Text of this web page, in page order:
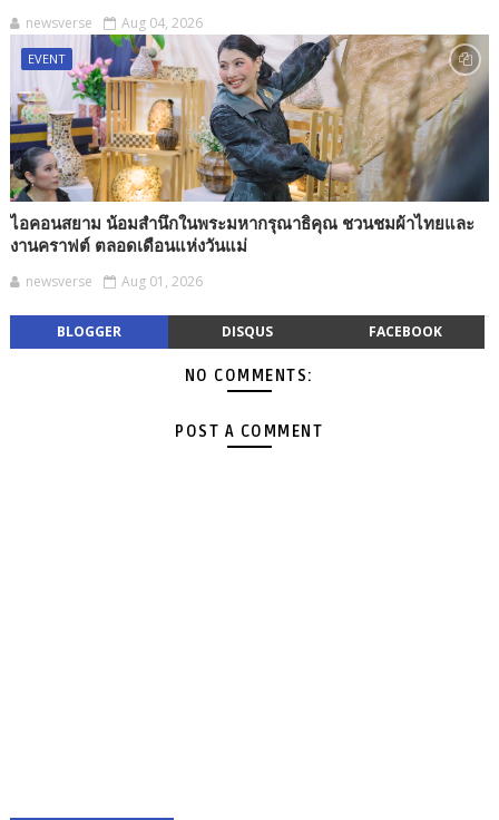
newsverse Aug 04, 2026
EVENT
ไอคอนสยาม น้อมสำนึกในพระมหากรุณาธิคุณ ชวนชมผ้าไทยและ
งานคราฟต์ ตลอดเดือนแห่งวันแม่
newsverse Aug 01, 2026
BLOGGER DISQUS FACEBOOK
NO COMMENTS:
POST A COMMENT